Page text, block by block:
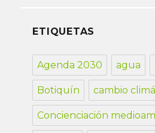
ETIQUETAS
Agenda 2030 agua
Botiquín cambio
Concienciación